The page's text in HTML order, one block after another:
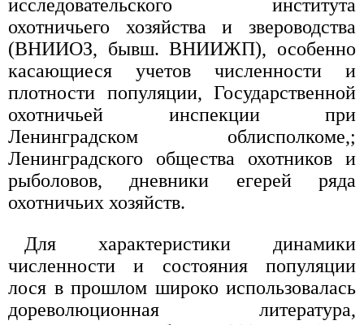
исследовательского института
охотничьего хозяйства и звероводства
(ВНИИОЗ, бывш. ВНИИЖП), особенно
касающиеся учетов численности и
плотности популяции, Государственной
охотничьей инспекции при
Ленинградском облисполкоме,;
Ленинградского общества охотников и
рыболовов, дневники eгeрей ряда
охотничьих хозяйств.
Для характеристики динамики
численности и состояния популяции
лося в прошлом широко использовалась
дореволюционная литература,